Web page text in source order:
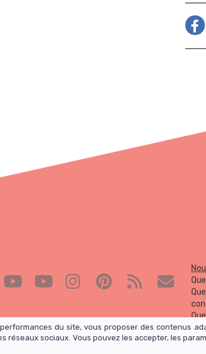
du site, vous proposer des contenus
sociaux. Vous pouvez les accepter, les